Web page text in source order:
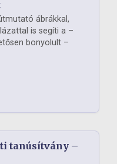
ábrákkal,
is segíti a –
bonyolult –
tanúsítvány –